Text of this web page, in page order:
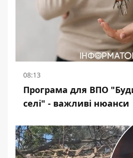
08:13
Програма для ВПО
селі" - важливі нюанси